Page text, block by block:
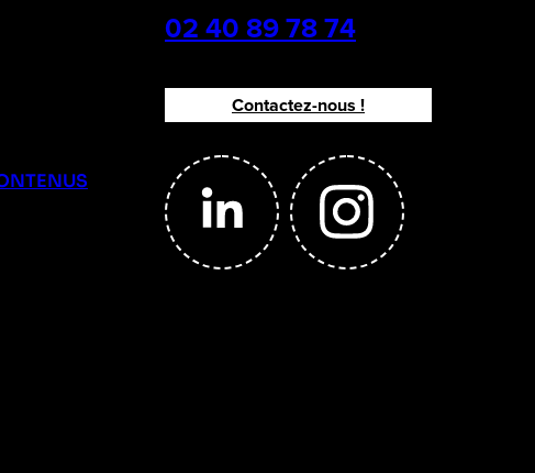
02 40 89 78 74
Contactez-nous !